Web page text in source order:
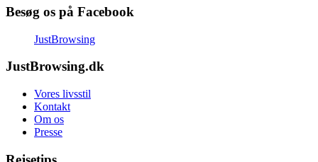
Besøg os på Facebook
JustBrowsing
JustBrowsing.dk
Vores livsstil
Kontakt
Om os
Presse